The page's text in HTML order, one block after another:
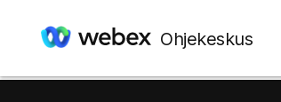
Ohjekeskus